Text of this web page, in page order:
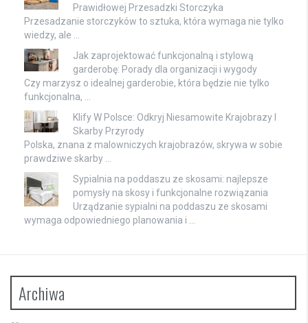
Prawidłowej Przesadzki Storczyka
Przesadzanie storczyków to sztuka, która wymaga nie tylko
wiedzy, ale …
Jak zaprojektować funkcjonalną i stylową
garderobę: Porady dla organizacji i wygody
Czy marzysz o idealnej garderobie, która będzie nie tylko
funkcjonalna, …
Klify W Polsce: Odkryj Niesamowite Krajobrazy I
Skarby Przyrody
Polska, znana z malowniczych krajobrazów, skrywa w sobie
prawdziwe skarby …
Sypialnia na poddaszu ze skosami: najlepsze
pomysły na skosy i funkcjonalne rozwiązania
Urządzanie sypialni na poddaszu ze skosami
wymaga odpowiedniego planowania i …
Archiwa